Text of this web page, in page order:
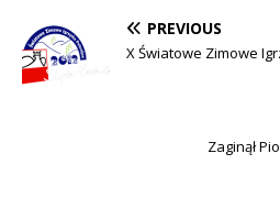
PREVIOUS
X Światowe Zimowe
Zaginął